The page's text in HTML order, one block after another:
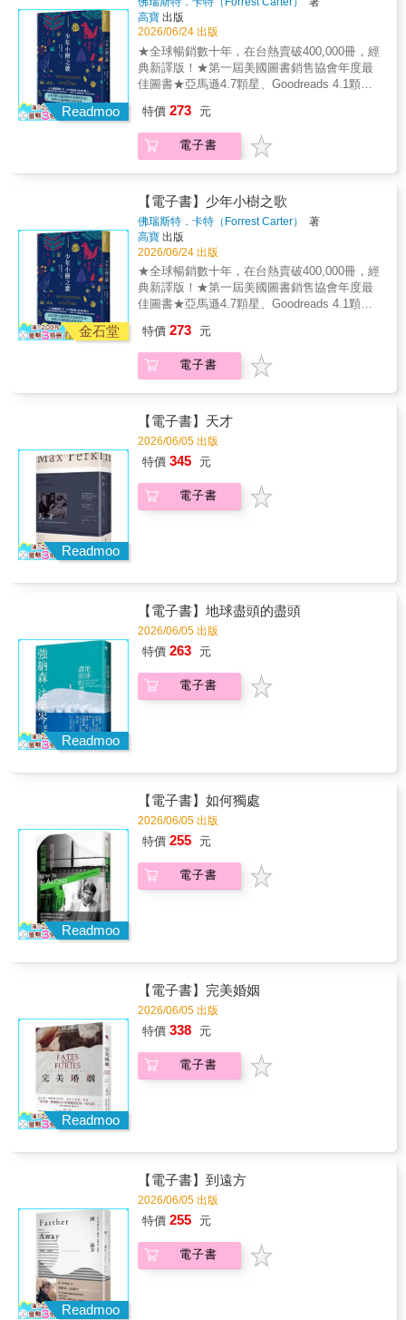
BOOKSTORE 老佛爺店 圖書擔當「這本書像
是一部行駛中的家用車，換過許多駕駛，載著
過路客感受沿途風景。很喜歡每一個登場角色
的刻畫，文字的藝術極大滿足我的好奇心與想
像力。輕輕繫著彼此的，透明而細緻的絲綢，
所描述的：《無二之書》屬於體操選手在華麗
工作室「閱讀時字會昇華成聲音、氣味，帶動
周遭的溫度，讀完一本書後會有許多情緒，其
中有故事會讓讀者停下時間去感受自我，而這
本我想是屬於這裡。整本書用希奧串起所有人
的生命，穿越時間限制，互相交疊深刻住進每
個人的生活裡。第三部少女篇，諾拉憤怒的說
『希奧的媽媽或許只是人』，思緒瞬間回到小
時候母親第一次哭泣的記憶裡，小小的腦袋第
一次認知到母親會害怕、生氣、哭泣，那份震
驚超越了所有情緒，而故事中諾拉想起將母親
推向黑暗的雙手其實是自己時，原不諒解的憤
怒裡塞滿著歉意。作者細膩的將每個角色的獨
白傳遞出來，不自覺放慢時間一字一句的去讀
懂其中想表達的情意，最終篇文學經紀人瑪德
琳在人生倒數的分鐘裡，透過已模糊的視線，
讀懂你內心支離破碎的那個孩子時，多麼令人
感到溫暖、感到心碎。停下自己去聆聽鳥聲，
放柔眼光去看搖盪的樹蔭，會忽然覺得自己活
著，這本故事帶給我這樣的情緒，像潛進幽海
後浮出水表第一個深深的呼吸。現代的我們都
忙著生活，懂得取悅自己，卻遺忘內心角落的
後，在創傷中書寫出處女作《西奧》。書本陸
續送到九位讀者手中，他們人生各有煩惱，有
的背負沉重包袱，有的飽受情緒折磨，有的前
路茫茫，慌忙失措。也許故事有心靈療癒的力
量，一份珍而重之的禮物。於人生困惑無助的
奧》過後，各自得到不同的啟發，宛如無盡的
黑夜中星光閃閃的北斗星，給予迷失在人生這
一幅風景。原來改變的不是書，而是閱讀的
人。閱讀一本書，也像帶著畫板走進同一片風
景。每個人定錨的位置不同，看見的光影不
同，落筆的色彩也不同。於是，同一片風景，
有了無數種樣貌；而每一幅畫，都是閱讀者生
命映照出的獨一無二作品。」——陳萬成，藍
自己的創傷、渴望、孤獨與疑問，讀出不同的
定的張力。朗恩曾依靠外貌與好萊塢目光建立
自信，當外在條件崩塌，他也失去自我支撐；
愛麗絲則在寫作課、投稿、拒絕與出版體系
是單純說『相信自己就好』，也反思不是『被
出版、得獎、山上的茶葉受認證才算成功』。
中，慢慢生成。故事的價值，也在於它能進入
他人的生命，產生真實共鳴。」——葉家豪，
螢火蟲書屋創辦人「在書店工作，常看見同一
本書被不同的人帶走。有人被封面吸引，有人
因推薦而翻開，也有人只是偶然與它相遇。而
者也無法預料。《無二之書》讓我想起一個著
名的文學觀點：作品完成之後，它的意義不再
與現在雙線推進的懸疑張力，透過不同年齡、
階級的女性視角，編織出層次豐富的故事。隨
著范．拉爾家族與其周邊社群層層疊疊的祕密
逐漸揭開，讀者將深入角色的內心世界，見證
這個關鍵的夏天如何澈底改變他們的人生。
逃亡！「大壩潰堤」謠言竟讓兩千名市民拋家
棄子大街狂逃。★狂人爺爺的戰場！他的腦袋
時光還停在美國南北戰爭，把盤查的警察當逃
兵，拔槍痛擊。★老媽腦子不一樣！疑似遭遇
鬧鬼，卻二話不說丟鞋砸破鄰居家窗戶想報
警。★地獄惡犬咬不停！路霸家犬「瑪格斯」
咬遍街頭巷尾，無一倖免。★災難級求學時
是這間學校最大的問題。」《想我苦哈哈的一
生》像節奏精準、荒謬至極的家庭情境喜劇，
治癒現代焦慮。閱讀擅長描寫生活進退兩難處
努力生存，是逃離現實壓力、獲得歡樂與安慰
的最佳良藥。如果你也正被生活折磨得苦哈
哈，請務必翻開這本書。本書特色1.故事雋
永、譯筆一流，這本幽默文學原來這麼優秀！
2.超會說故事就算了，詹姆斯．瑟伯竟然連全
書插圖都自己繪製——根本是天才啊啊讓人好
羨慕！3.輕鬆好讀，但會幫你打開大腦開關，
喔！
Readmoo
高寶 出版
2026/06/24 出版
★全球暢銷數十年，在台熱賣破400,000冊，經
典新譯版！★第一屆美國圖書銷售協會年度最
佳圖書★亞馬遜4.7顆星、Goodreads 4.1顆星
最佳優良圖書這本書，將永遠改變每位讀者的
生命，每次閱讀，都會以全新的眼光看待身處
的世界。小樹，五歲，在雙親相繼過世後，跟
一切美好，並從爺爺身上學到了做人的態度與
大自然的法則，從奶奶口中理解了學習的樂趣
與心靈的重要性，更從他們身上學會了愛與包
容；他也從許多有故事的人身上獲得了友情的
滋潤，健康快樂地成長。然而，某個秋天，大
城市的人來了，強制把小樹送去孤兒院，認為
「他在那裡才能夠得到應有的照顧」。習慣與
自然為伍的小樹，到了孤兒院卻被認為「沒規
矩」而多次受到處罰，他只能每天晚上對著天
到底，小樹能不能再次回到山上與爺爺奶奶重
逢呢？生活在步調越來越快的當代社會，《少
年小樹之歌》絕對會令你時而歡笑、時而熱淚
盈眶，重新思考自己與大自然的關係、心靈健
康的重要性，並再度找回人與人之間最真摯的
感情。【經典語錄】 放棄之前最好先確定自
己有沒有盡力。 當別人說話時，全神貫注地
候，第一件事就是要跟任何你遇到的人分享；
如此一來，良善即在不知不覺中散播至各處。
形式的肌肉。如果你善用它，它就會越來越結
實強壯。 回憶是種很有趣的東西，我們老了
後仍能細數那些美好鍾愛的回憶，壞的都忘光
了。這證明了一件事，做壞事一點都不值得。
【感動推薦】李偉文 牙醫師、作家、環保志
工 李曼韻 師鐸獎老師、《生物課好好玩》作
者 林華慶 林務局局長 阿簡老師 阿簡生物筆
TaiTai LIVE WILD 阿泰＆呆呆《山知道、步知
前荒野保護協會剛成立那幾年，我們要求每位
志工都要閱讀與討論《少年小樹之歌》，因為
那是反思人與人，人與自然相處模式最好的作
過的朋友有機會重新思考這個大哉問。」──李
偉文，牙醫師、作家、環保志工「本書以印第
然相處的智慧、親情的感動以及自然美景的描
述，雋永好書值得一讀。」──阿簡老師，阿簡
生物筆記
特價 273 元
電子書
金石堂
【電子書】少年小樹之歌
佛瑞斯特．卡特（Forrest Carter）
著
高寶 出版
2026/06/24 出版
★全球暢銷數十年，在台熱賣破400,000冊，經
典新譯版！★第一屆美國圖書銷售協會年度最
佳圖書★亞馬遜4.7顆星、Goodreads 4.1顆星
最佳優良圖書這本書，將永遠改變每位讀者的
生命，每次閱讀，都會以全新的眼光看待身處
的世界。小樹，五歲，在雙親相繼過世後，跟
一切美好，並從爺爺身上學到了做人的態度與
大自然的法則，從奶奶口中理解了學習的樂趣
與心靈的重要性，更從他們身上學會了愛與包
容；他也從許多有故事的人身上獲得了友情的
滋潤，健康快樂地成長。然而，某個秋天，大
城市的人來了，強制把小樹送去孤兒院，認為
到底，小樹能不能再次回到山上與爺爺奶奶重
年小樹之歌》絕對會令你時而歡笑、時而熱淚
盈眶，重新思考自己與大自然的關係、心靈健
康的重要性，並再度找回人與人之間最真摯的
己有沒有盡力。 當別人說話時，全神貫注地
聆聽才是尊重對方的行為。 遇到好事的時
上他們。 不了解過去的人，是不會有未來
的，如果你不曾追溯過先人們的足跡，就不會
明白自己將踏往何處。 精神心靈就像另一種
形式的肌肉。如果你善用它，它就會越來越結
實強壯。 回憶是種很有趣的東西，我們老了
後仍能細數那些美好鍾愛的回憶，壞的都忘光
了。這證明了一件事，做壞事一點都不值得。
【感動推薦】李偉文 牙醫師、作家、環保志
TaiTai LIVE WILD 阿泰＆呆呆《山知道、步知
道》 作者（以上按姓氏筆畫排序）「二十多年
前荒野保護協會剛成立那幾年，我們要求每位
志工都要閱讀與討論《少年小樹之歌》，因為
那是反思人與人，人與自然相處模式最好的作
品。很開心這本經典能夠重新出版，讓當年錯
歌。」──李曼韻，師鐸獎老師、《生物課好好
玩》作者「在本書中，你可以深刻感受人與自
然相處的智慧、親情的感動以及自然美景的描
述，雋永好書值得一讀。」──阿簡老師，阿簡
生物筆記
特價 273 元
電子書
Readmoo
【電子書】天才
2026/06/05 出版
特價 345 元
電子書
Readmoo
【電子書】地球盡頭的盡頭
2026/06/05 出版
特價 263 元
電子書
Readmoo
【電子書】如何獨處
2026/06/05 出版
特價 255 元
電子書
Readmoo
【電子書】完美婚姻
2026/06/05 出版
特價 338 元
電子書
Readmoo
【電子書】到遠方
2026/06/05 出版
特價 255 元
電子書